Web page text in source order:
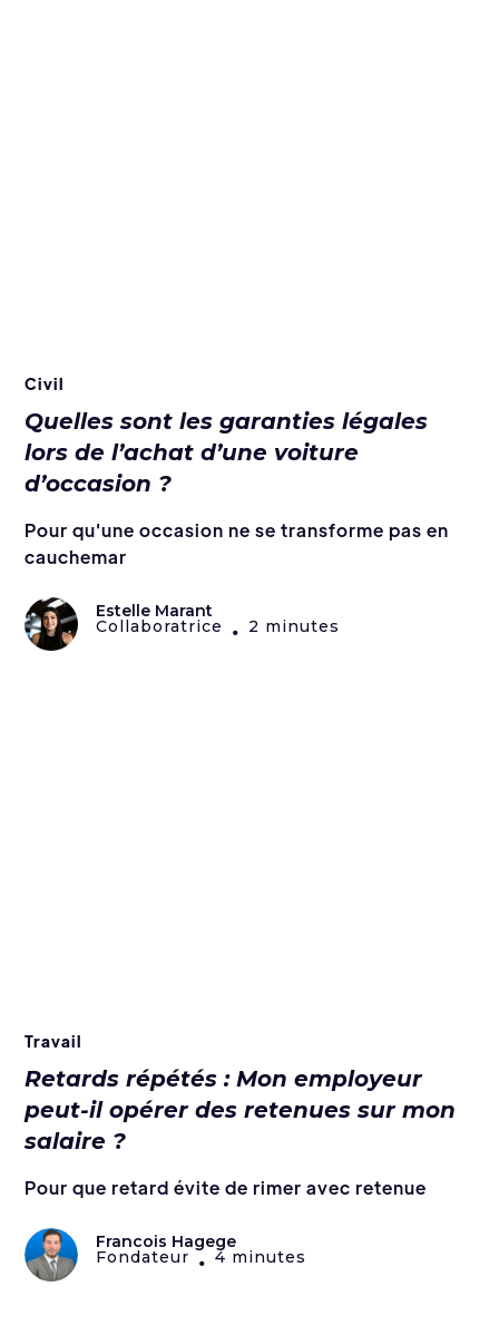
Civil
Quelles sont les garanties légales
lors de l’achat d’une voiture
d’occasion ?
Pour qu'une occasion ne se transforme pas en
cauchemar
Estelle Marant
Collaboratrice • 2 minutes
Travail
Retards répétés : Mon employeur
peut-il opérer des retenues sur mon
salaire ?
Pour que retard évite de rimer avec retenue
Francois Hagege
Fondateur • 4 minutes